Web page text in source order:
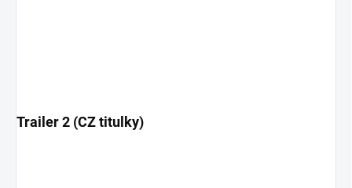
Trailer 2 (CZ titulky)